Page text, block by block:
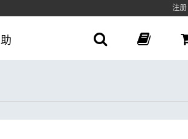
注册